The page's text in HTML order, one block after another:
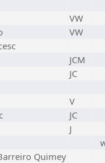
VW
VW
JCM
JC
V
JC
J
Quimey